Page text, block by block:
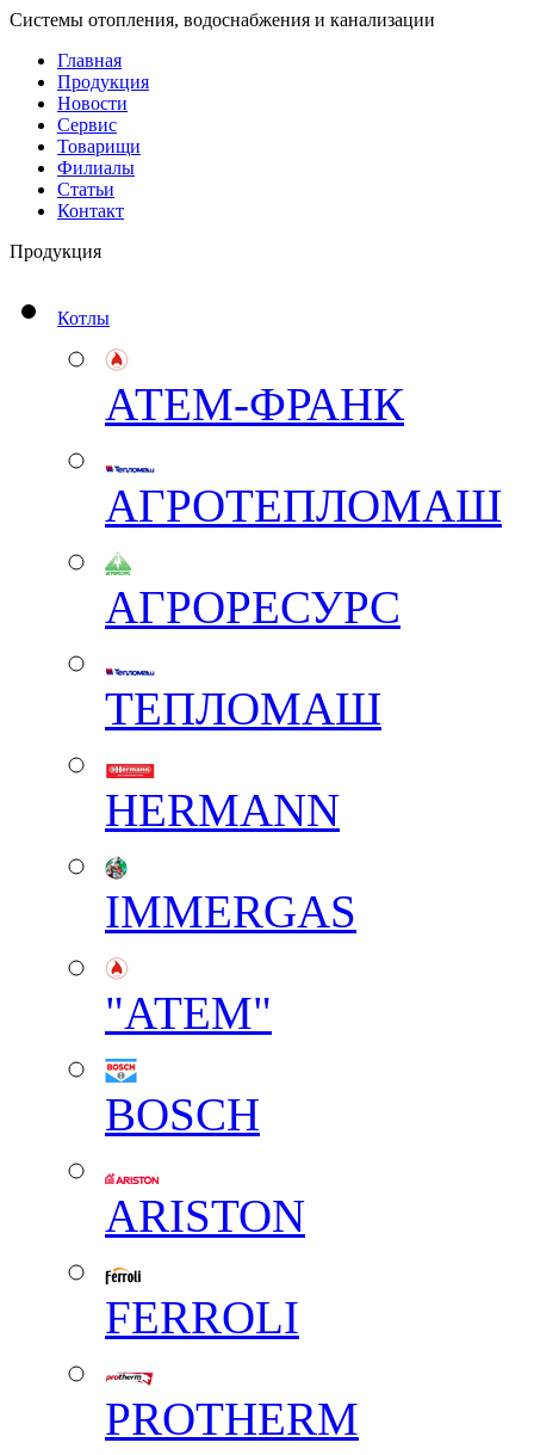
Системы отопления, водоснабжения и канализации
Главная
Продукция
Новости
Сервис
Товарищи
Филиалы
Статьи
Контакт
Продукция
Котлы
АТЕМ-ФРАНК
АГРОТЕПЛОМАШ
АГРОРЕСУРС
ТЕПЛОМАШ
HERMANN
IMMERGAS
"АТЕМ"
BOSCH
ARISTON
FERROLI
PROTHERM